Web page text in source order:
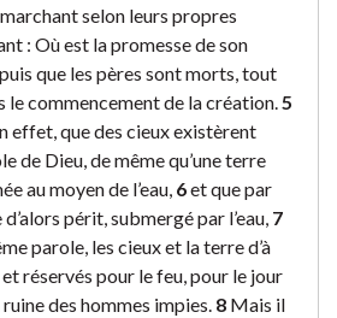
selon leurs propres
: Où est la promesse de son
que les pères sont morts, tout
le commencement de la création.5
effet, que des cieux existèrent
de Dieu, de même qu’une terre
au moyen de l’eau, 6et que par
périt, submergé par l’eau, 7
parole, les cieux et la terre d’à
réservés pour le feu, pour le jour
des hommes impies. 8 Mais il